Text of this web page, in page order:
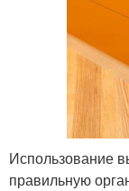
Использование
правильную